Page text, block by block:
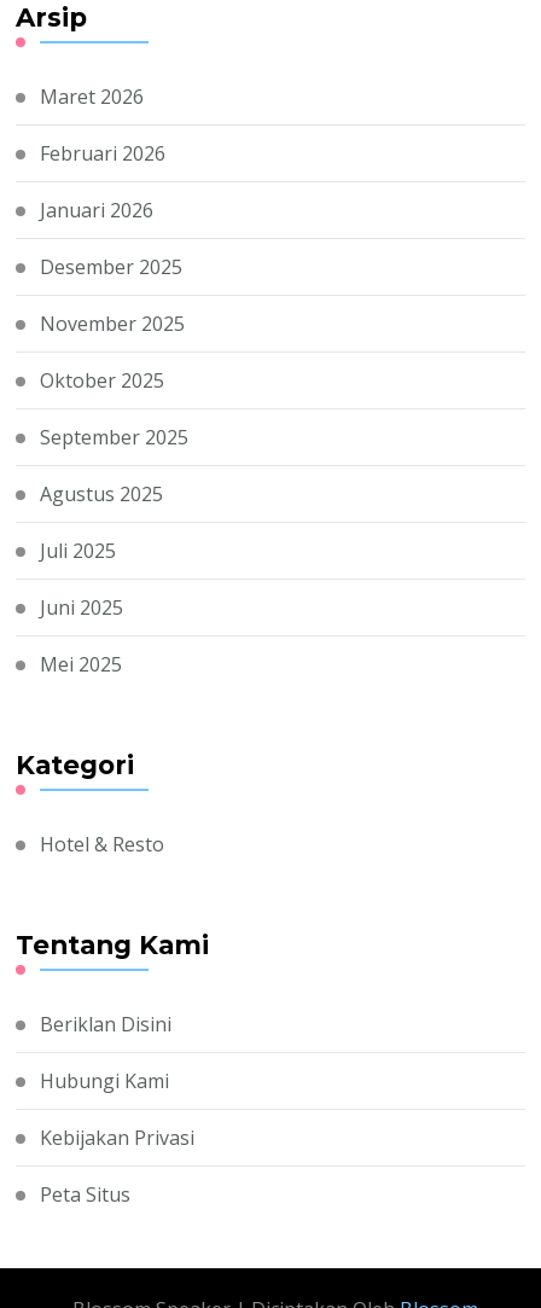
Arsip
Maret 2026
Februari 2026
Januari 2026
Desember 2025
November 2025
Oktober 2025
September 2025
Agustus 2025
Juli 2025
Juni 2025
Mei 2025
Kategori
Hotel & Resto
Tentang Kami
Beriklan Disini
Hubungi Kami
Kebijakan Privasi
Peta Situs